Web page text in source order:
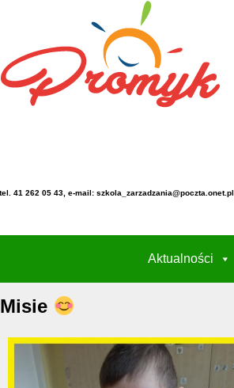
41 262 05 43, e-mail: szkola_zarzadzania@poczta.onet.pl
Aktualności
Misie